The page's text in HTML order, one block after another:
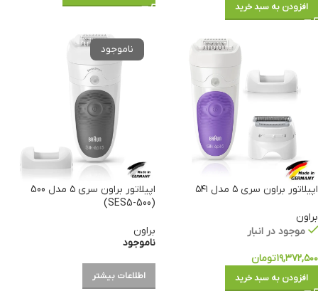
افزودن به سبد خرید
اپیلاتور براون سری ۵ مدل ۵۴۱
براون
موجود در انبار
۱۹,۳۷۲,۵۰۰تومان
افزودن به سبد خرید
اپیلاتور براون سری ۵ مدل 500
(SES5-500)
براون
ناموجود
اطلاعات بیشتر